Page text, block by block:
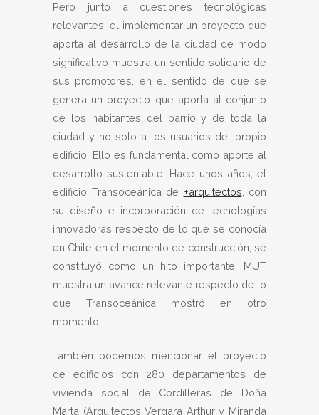
Pero junto a cuestiones tecnológicas
relevantes, el implementar un proyecto que
aporta al desarrollo de la ciudad de modo
significativo muestra un sentido solidario de
sus promotores, en el sentido de que se
genera un proyecto que aporta al conjunto
de los habitantes del barrio y de toda la
ciudad y no solo a los usuarios del propio
edificio. Ello es fundamental como aporte al
desarrollo sustentable. Hace unos años, el
edificio Transoceánica de +arquitectos , con
su diseño e incorporación de tecnologías
innovadoras respecto de lo que se conocía
en Chile en el momento de construcción, se
constituyó como un hito importante. MUT
muestra un avance relevante respecto de lo
que Transoceánica mostró en otro
momento.
También podemos mencionar el proyecto
de edificios con 280 departamentos de
vivienda social de Cordilleras de Doña
Marta (Arquitectos Vergara Arthur y Miranda